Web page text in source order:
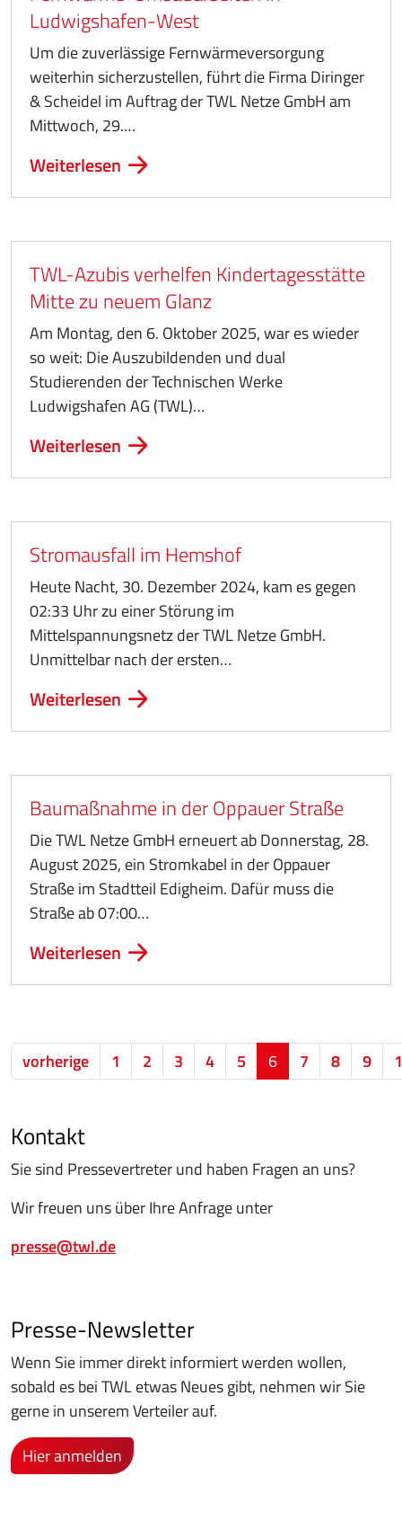
Ludwigshafen-West
Um die zuverlässige Fernwärmeversorgung
weiterhin sicherzustellen, führt die Firma Diringer
& Scheidel im Auftrag der TWL Netze GmbH am
Mittwoch, 29.…
Weiterlesen
TWL-Azubis verhelfen Kindertagesstätte
Mitte zu neuem Glanz
Am Montag, den 6. Oktober 2025, war es wieder
so weit: Die Auszubildenden und dual
Studierenden der Technischen Werke
Ludwigshafen AG (TWL)…
Weiterlesen
Stromausfall im Hemshof
Heute Nacht, 30. Dezember 2024, kam es gegen
02:33 Uhr zu einer Störung im
Mittelspannungsnetz der TWL Netze GmbH.
Unmittelbar nach der ersten…
Weiterlesen
Baumaßnahme in der Oppauer Straße
Die TWL Netze GmbH erneuert ab Donnerstag, 28.
August 2025, ein Stromkabel in der Oppauer
Straße im Stadtteil Edigheim. Dafür muss die
Straße ab 07:00…
Weiterlesen
vorherige 1 2 3 4 5 6 7 8 9
Kontakt
Sie sind Pressevertreter und haben Fragen an uns?
Wir freuen uns über Ihre Anfrage unter
presse@twl.de
Presse-Newsletter
Wenn Sie immer direkt informiert werden wollen,
sobald es bei TWL etwas Neues gibt, nehmen wir Sie
gerne in unserem Verteiler auf.
Hier anmelden